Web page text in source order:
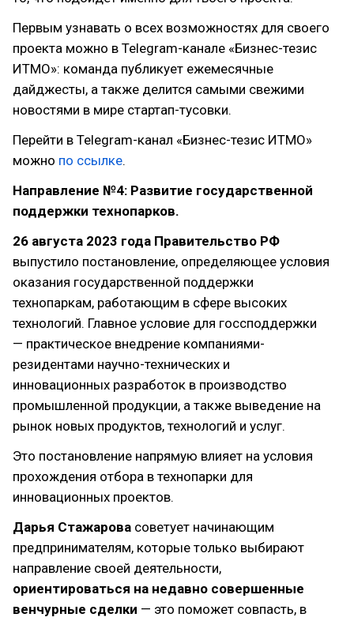
Первым узнавать о всех возможностях для своего
проекта можно в Telegram-канале «Бизнес-тезис
ИТМО»: команда публикует ежемесячные
дайджесты, а также делится самыми свежими
новостями в мире стартап-тусовки.
Перейти в Telegram-канал «Бизнес-тезис ИТМО»
можно по ссылке.
Направление №4: Развитие государственной
поддержки технопарков.
26 августа 2023 года Правительство РФ
выпустило постановление, определяющее условия
оказания государственной поддержки
технопаркам, работающим в сфере высоких
технологий. Главное условие для госсподдержки
— практическое внедрение компаниями-
резидентами научно-технических и
инновационных разработок в производство
промышленной продукции, а также выведение на
рынок новых продуктов, технологий и услуг.
Это постановление напрямую влияет на условия
прохождения отбора в технопарки для
инновационных проектов.
Дарья Стажарова советует начинающим
предпринимателям, которые только выбирают
направление своей деятельности,
ориентироваться на недавно совершенные
венчурные сделки — это поможет совпасть, в